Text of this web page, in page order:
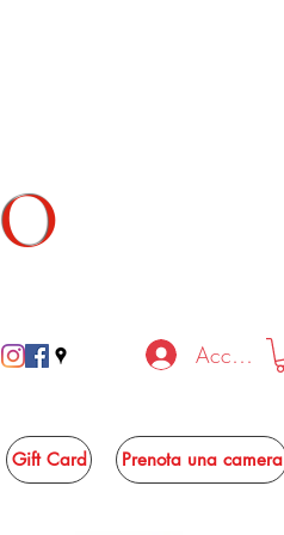
Accedi
Gift Card Prenota una camera